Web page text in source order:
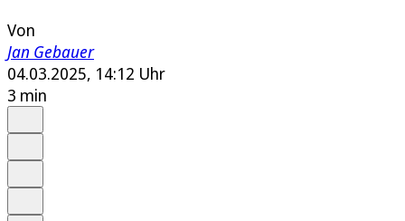
Von
Jan Gebauer
04.03.2025, 14:12 Uhr
3 min